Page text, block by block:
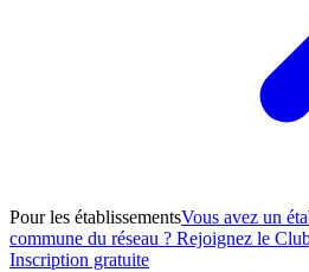
Pour les établissementsVous avez un
commune du réseau ? Rejoignez le
Inscription gratuite